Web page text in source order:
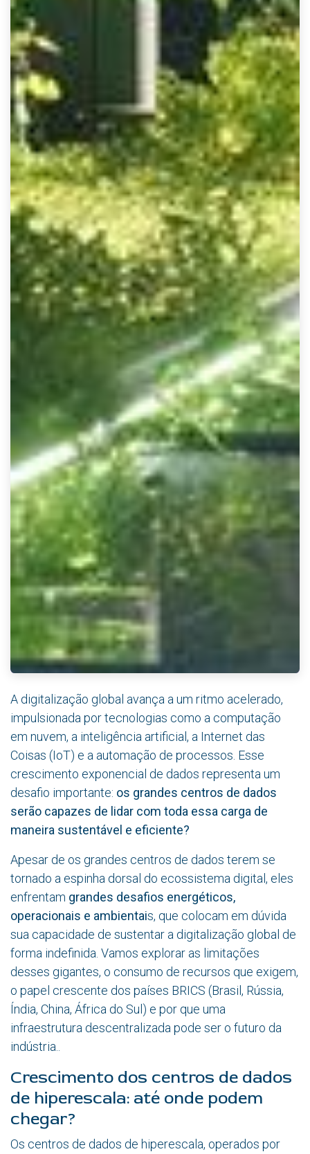
A digitalização global avança a um ritmo acelerado,
impulsionada por tecnologias como a computação
em nuvem, a inteligência artificial, a Internet das
Coisas (IoT) e a automação de processos. Esse
crescimento exponencial de dados representa um
desafio importante: os grandes centros de dados
serão capazes de lidar com toda essa carga de
maneira sustentável e eficiente?
Apesar de os grandes centros de dados terem se
tornado a espinha dorsal do ecossistema digital, eles
enfrentam grandes desafios energéticos,
operacionais e ambientais, que colocam em dúvida
sua capacidade de sustentar a digitalização global de
forma indefinida. Vamos explorar as limitações
desses gigantes, o consumo de recursos que exigem,
o papel crescente dos países BRICS (Brasil, Rússia,
Índia, China, África do Sul) e por que uma
infraestrutura descentralizada pode ser o futuro da
indústria..
Crescimento dos centros de dados
de hiperescala: até onde podem
chegar?
Os centros de dados de hiperescala, operados por